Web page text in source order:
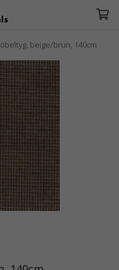
beige/brun, 140cm